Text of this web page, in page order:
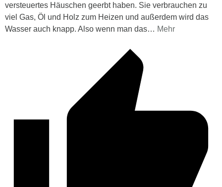
versteuertes Häuschen geerbt haben. Sie verbrauchen zu
viel Gas, Öl und Holz zum Heizen und außerdem wird das
Wasser auch knapp. Also wenn man das… Mehr